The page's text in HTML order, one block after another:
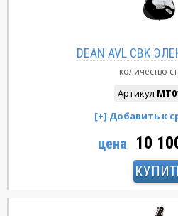
DEAN AVL CBK
количество
Артикул
цена 10